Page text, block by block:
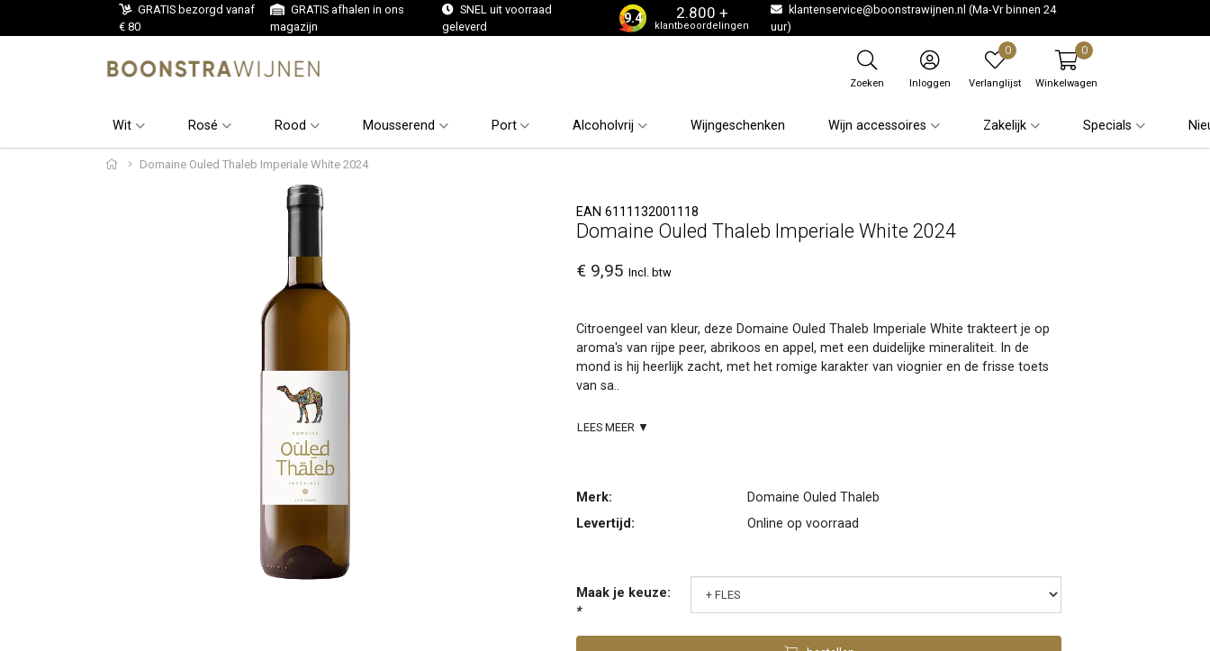
GRATIS bezorgd vanaf
€ 80
GRATIS afhalen in ons
magazijn
SNEL uit voorraad
geleverd
9.4 2.800 +
klantbeoordelingen
klantenservice@boonstrawijnen.nl (Ma-Vr binnen 24
uur)
Zoeken Inloggen
0
Verlanglijst
0
Winkelwagen
Wit Rosé Rood Mousserend Port Alcoholvrij Wijngeschenken Wijn accessoires Zakelijk Specials
Domaine Ouled Thaleb Imperiale White 2024
EAN 6111132001118
Domaine Ouled Thaleb Imperiale White 2024
€ 9,95 Incl. btw
Citroengeel van kleur, deze Domaine Ouled Thaleb Imperiale White trakteert je op
aroma's van rijpe peer, abrikoos en appel, met een duidelijke mineraliteit. In de
mond is hij heerlijk zacht, met het romige karakter van viognier en de frisse toets
van sa..
LEES MEER ▼
Merk:
Domaine Ouled Thaleb
Levertijd:
Online op voorraad
Maak je keuze:
*